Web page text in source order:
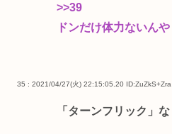
>>39
ドンだけ体力ないんや
35 : 2021/04/27(火) 22:15:05.20 ID:ZuZkS+Zra
「ターンフリック」な